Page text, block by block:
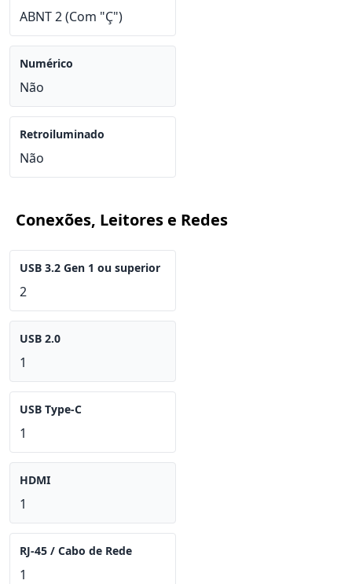
ABNT 2 (Com "Ç")
Numérico
Não
Retroiluminado
Não
Conexões, Leitores e Redes
USB 3.2 Gen 1 ou superior
2
USB 2.0
1
USB Type-C
1
HDMI
1
RJ-45 / Cabo de Rede
1